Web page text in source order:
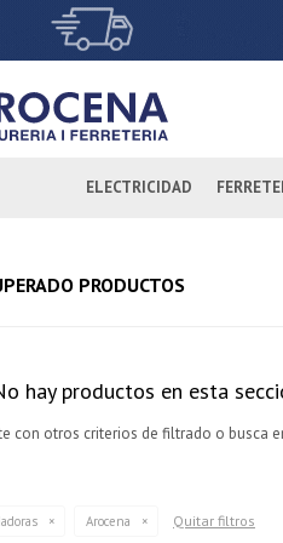
ELECTRICIDAD
PRODUCTOS
hay productos en esta
con otros criterios de filtrado o busca
Arocena Quitar filtros